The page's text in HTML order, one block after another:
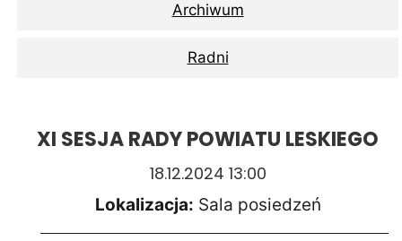
Archiwum
Radni
XI SESJA RADY POWIATU LESKIEGO
18.12.2024 13:00
Lokalizacja: Sala posiedzeń